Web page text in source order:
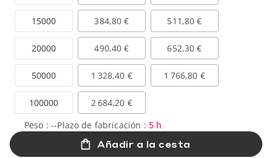
15000
20000
50000
100000
384,80 € 511,80 €
490,40 € 652,30 €
1 328,40 € 1 766,80 €
2 684,20 €
Peso :--Plazo de fabricación : 5 h
Añadir a la cesta